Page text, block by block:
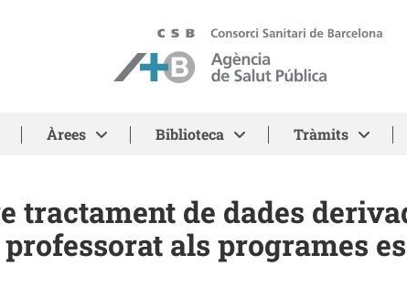
ASPB - Agència de Salut Pública de Barcelona
Àrees Biblioteca Tràmits
tractament de dades
professorat als programes